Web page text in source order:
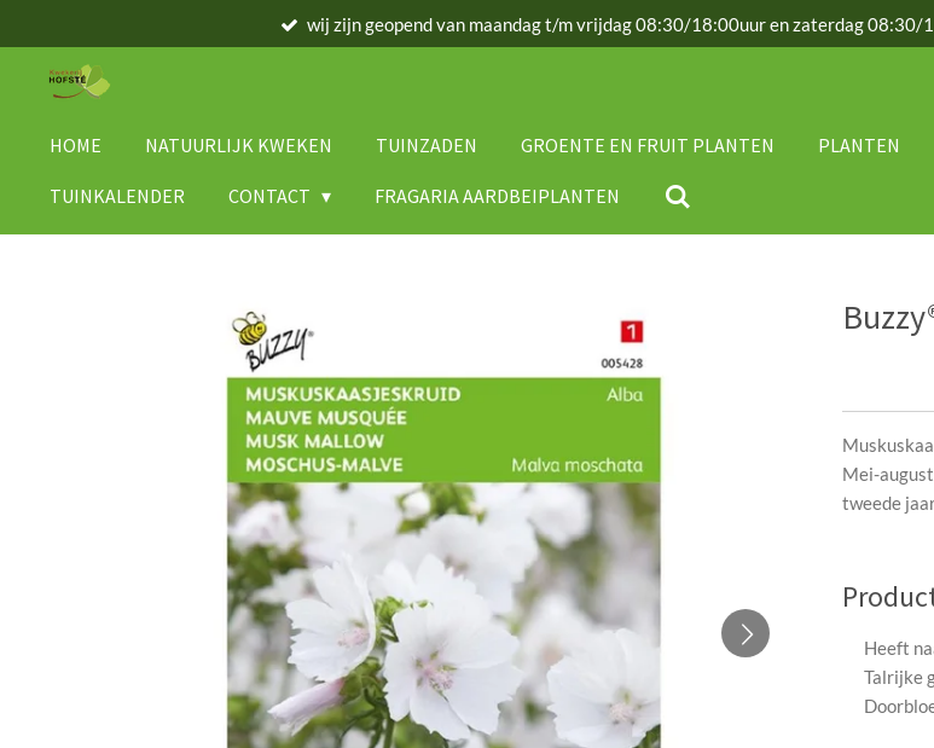
direct
hoofdinhoud
wij zijn geopend van maandag t/m vrijdag 08:30/18:00uur en zaterdag 08:30/
HOME NATUURLIJK KWEKEN TUINZADEN GROENTE EN FRUIT PLANTEN PLANTEN
TUINKALENDER CONTACT FRAGARIA AARDBEIPLANTEN
Mei-
tweede
Heeft
Talrijke